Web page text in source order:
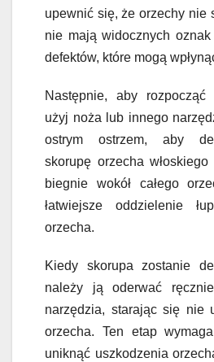
upewnić się, że orzechy nie
nie mają widocznych
defektów, które mogą
Następnie, aby rozpocząć
użyj noża lub innego
ostrym ostrzem, aby
skorupę orzecha
biegnie wokół całego
łatwiejsze oddzielenie
orzecha.
Kiedy skorupa zostanie
należy ją oderwać
narzędzia, starając się nie
orzecha. Ten etap
uniknąć uszkodzenia